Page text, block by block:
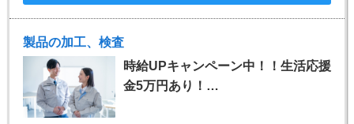
製品の加工、検査
時給UPキャンペーン中！！生活応援
金5万円あり！…